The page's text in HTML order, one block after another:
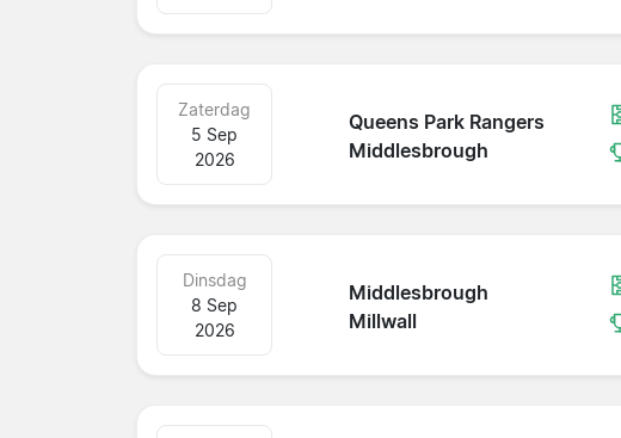
Queens Park Rangers
Middlesbrough
Zaterdag
5 Sep
2026
Middlesbrough
Millwall
Dinsdag
8 Sep
2026